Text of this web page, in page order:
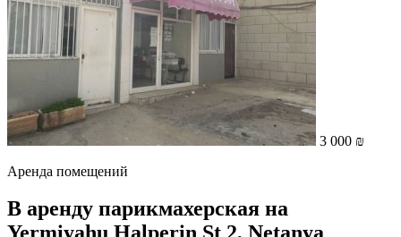
3 000 ₪
Аренда помещений
В аренду парикмахерская на